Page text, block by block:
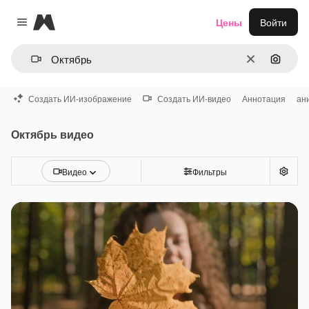
Close menu
Magnific
ОчиститьПоиск
Цены Войти
Создать ИИ-изображение Создать ИИ-видео Аннотация
Октябрь видео
Видео Фильтры